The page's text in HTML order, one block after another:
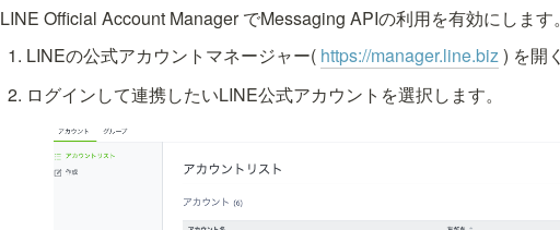
LINE Official Account Manager でMessaging APIの利用を有効にします。
LINEの公式アカウントマネージャー( https://manager.line.biz) を開く
ログインして連携したいLINE公式アカウントを選択します。